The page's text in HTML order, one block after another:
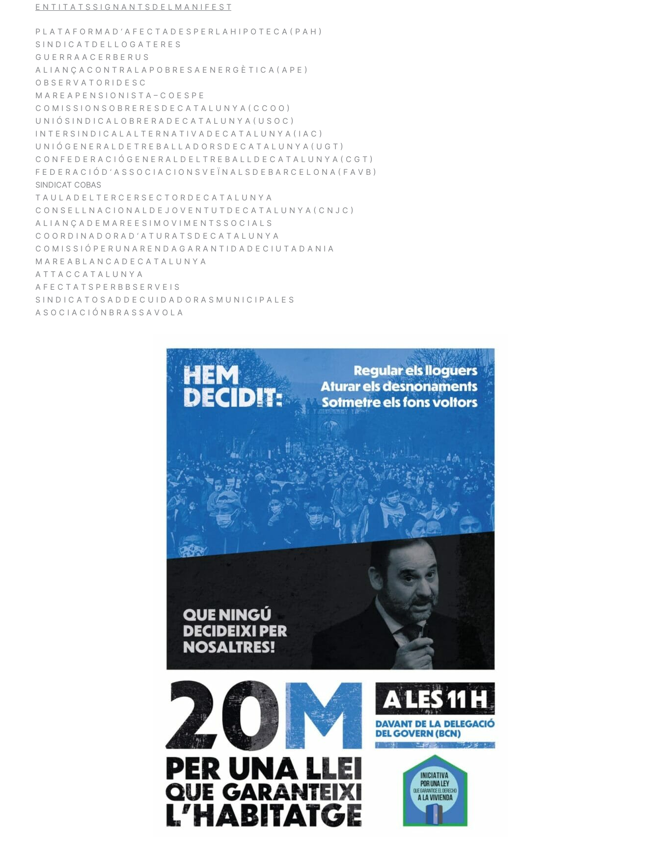
E N T I T A T S S I G N A N T S D E L M A N I F E S T
P L A T A F O R M A D ‘ A F E C T A D E S P E R L A H I P O T E C A ( P A H )
S I N D I C A T D E L L O G A T E R E S
G U E R R A A C E R B E R U S
A L I A N Ç A C O N T R A L A P O B R E S A E N E R G È T I C A ( A P E )
O B S E R V A T O R I D E S C
M A R E A P E N S I O N I S T A – C O E S P E
C O M I S S I O N S O B R E R E S D E C A T A L U N Y A ( C C O O )
U N I Ó S I N D I C A L O B R E R A D E C A T A L U N Y A ( U S O C )
I N T E R S I N D I C A L A L T E R N A T I V A D E C A T A L U N Y A ( I A C )
U N I Ó G E N E R A L D E T R E B A L L A D O R S D E C A T A L U N Y A ( U G T )
C O N F E D E R A C I Ó G E N E R A L D E L T R E B A L L D E C A T A L U N Y A ( C G T )
F E D E R A C I Ó D ‘ A S S O C I A C I O N S V E Ï N A L S D E B A R C E L O N A ( F A V B )
SINDICAT COBAS
T A U L A D E L T E R C E R S E C T O R D E C A T A L U N Y A
C O N S E L L N A C I O N A L D E J O V E N T U T D E C A T A L U N Y A ( C N J C )
A L I A N Ç A D E M A R E E S I M O V I M E N T S S O C I A L S
C O O R D I N A D O R A D ‘ A T U R A T S D E C A T A L U N Y A
C O M I S S I Ó P E R U N A R E N D A G A R A N T I D A D E C I U T A D A N I A
M A R E A B L A N C A D E C A T A L U N Y A
A T T A C C A T A L U N Y A
A F E C T A T S P E R B B S E R V E I S
S I N D I C A T O S A D D E C U I D A D O R A S M U N I C I P A L E S
A S O C I A C I Ó N B R A S S A V O L A